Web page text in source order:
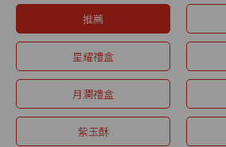
推薦
星耀禮盒
月瀾禮盒
紫玉酥